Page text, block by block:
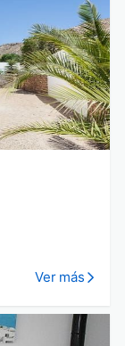
Ver más